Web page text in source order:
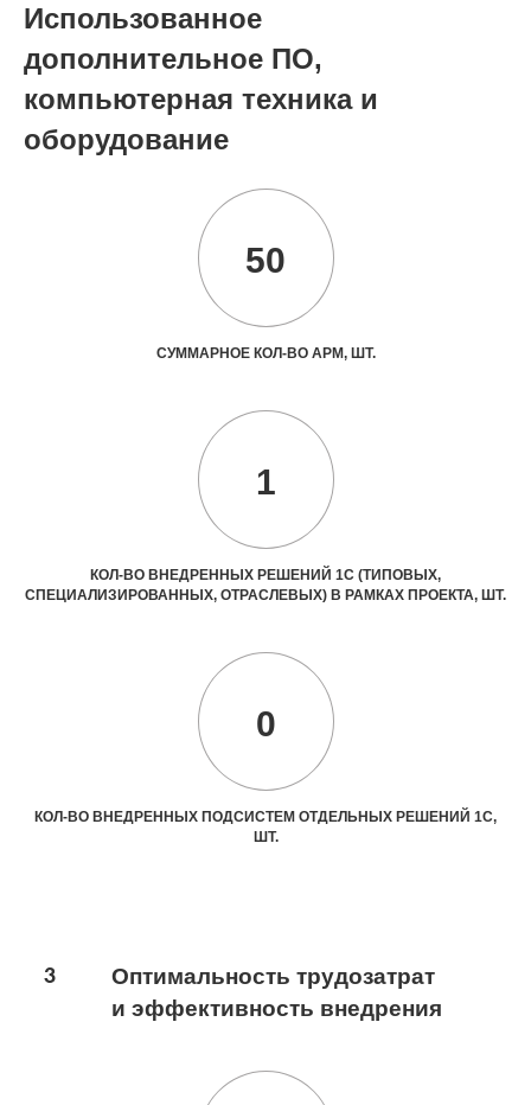
Использованное
дополнительное ПО,
компьютерная техника и
оборудование
50
СУММАРНОЕ КОЛ-ВО АРМ, ШТ.
1
КОЛ-ВО ВНЕДРЕННЫХ РЕШЕНИЙ 1С (ТИПОВЫХ,
СПЕЦИАЛИЗИРОВАННЫХ, ОТРАСЛЕВЫХ) В РАМКАХ ПРОЕКТА, ШТ.
0
КОЛ-ВО ВНЕДРЕННЫХ ПОДСИСТЕМ ОТДЕЛЬНЫХ РЕШЕНИЙ 1С,
ШТ.
3
Оптимальность трудозатрат
и эффективность внедрения